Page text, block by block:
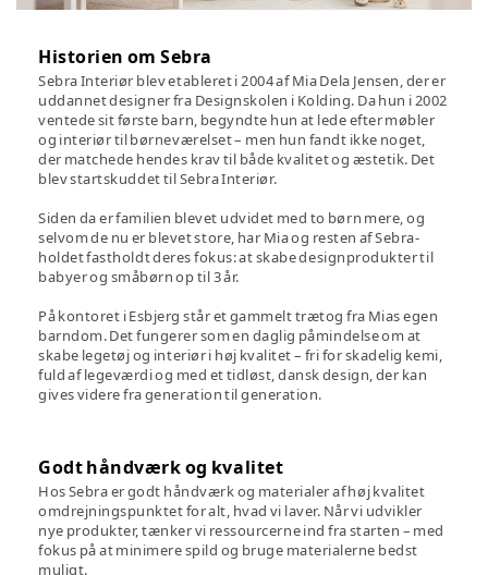
Historien om Sebra
Sebra Interiør blev etableret i 2004 af Mia Dela Jensen, der er
uddannet designer fra Designskolen i Kolding. Da hun i 2002
ventede sit første barn, begyndte hun at lede efter møbler
og interiør til børneværelset – men hun fandt ikke noget,
der matchede hendes krav til både kvalitet og æstetik. Det
blev startskuddet til Sebra Interiør.
Siden da er familien blevet udvidet med to børn mere, og
selvom de nu er blevet store, har Mia og resten af Sebra-
holdet fastholdt deres fokus: at skabe designprodukter til
babyer og småbørn op til 3 år.
På kontoret i Esbjerg står et gammelt trætog fra Mias egen
barndom. Det fungerer som en daglig påmindelse om at
skabe legetøj og interiør i høj kvalitet – fri for skadelig kemi,
fuld af legeværdi og med et tidløst, dansk design, der kan
gives videre fra generation til generation.
Godt håndværk og kvalitet
Hos Sebra er godt håndværk og materialer af høj kvalitet
omdrejningspunktet for alt, hvad vi laver. Når vi udvikler
nye produkter, tænker vi ressourcerne ind fra starten – med
fokus på at minimere spild og bruge materialerne bedst
muligt.